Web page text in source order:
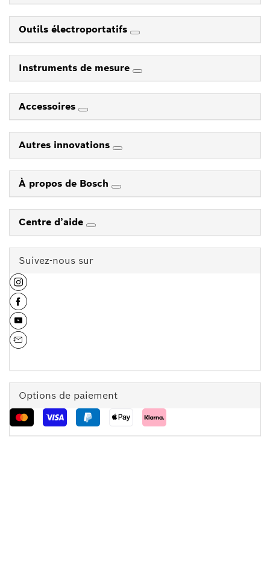
Outils électroportatifs
Instruments de mesure
Accessoires
Autres innovations
À propos de Bosch
Centre d’aide
Suivez-nous sur
Options de paiement